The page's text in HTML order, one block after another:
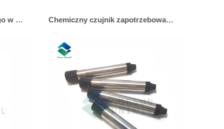
Czujnik tlenu rozpuszczonego w wodzie Chemiczny czujnik zapotrzebowania na tlen